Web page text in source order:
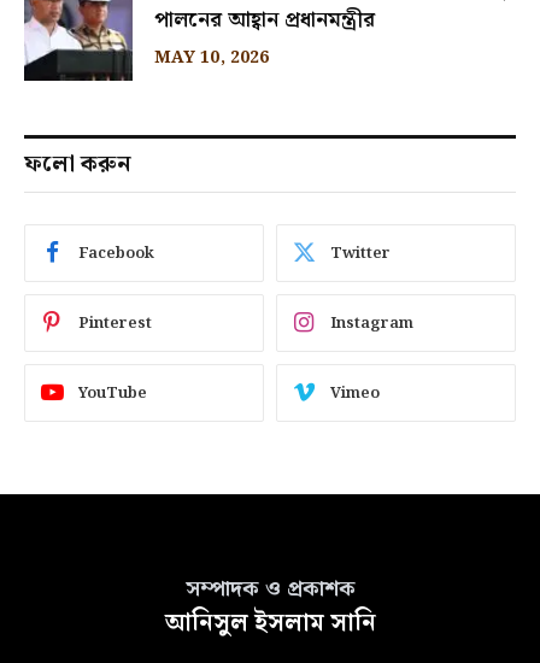
পালনের আহ্বান প্রধানমন্ত্রীর
MAY 10, 2026
ফলো করুন
Facebook Twitter
Pinterest Instagram
YouTube Vimeo
সম্পাদক ও প্রকাশক
আনিসুল ইসলাম সানি